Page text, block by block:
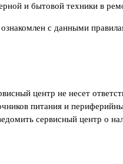
и бытовой техники в
с данными
центр не несет
питания и
сервисный центр о